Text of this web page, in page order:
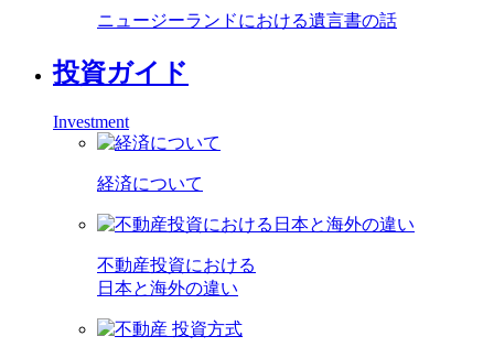
ニュージーランドにおける遺言書の話
投資ガイド
Investment
経済について
不動産投資における
日本と海外の違い